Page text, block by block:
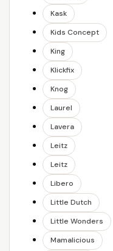
Kask
Kids Concept
King
Klickfix
Knog
Laurel
Lavera
Leitz
Leitz
Libero
Little Dutch
Little Wonders
Mamalicious